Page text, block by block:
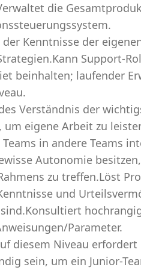
die
Kenntnisse der
Support-
beinhalten; laufender
Verständnis der
um eigene Arbeit zu
Teams in andere Teams
Autonomie
zu treffen.Löst
und
Parameter.
diesem Niveau
sein, um ein Junior-